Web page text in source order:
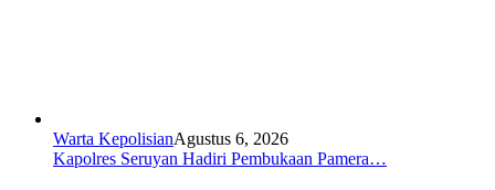
Warta KepolisianAgustus 6, 2026
Kapolres Seruyan Hadiri Pembukaan Pamera…